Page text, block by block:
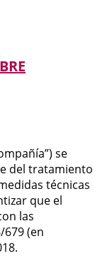
se
del tratamiento
técnicas
que el
las
679 (en